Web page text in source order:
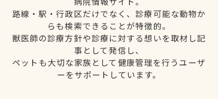
路線・駅・行政区だけでなく、診療可能な動物か
らも検索できることが特徴的。
獣医師の診療方針や診療に対する想いを取材し記
事として発信し、
ペットも大切な家族として健康管理を行うユーザ
ーをサポートしています。